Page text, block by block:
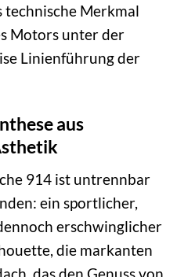
technische Merkmal
Motors unter der
Linienführung der
aus
914 ist untrennbar
ein sportlicher,
erschwinglicher
die markanten